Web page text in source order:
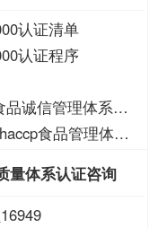
认证清单
认证程序
诚信管理体系认
食品管理体系
量体系认证咨询